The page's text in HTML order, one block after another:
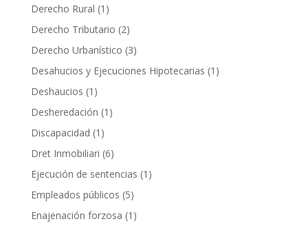
Derecho Rural (1)
Derecho Tributario (2)
Derecho Urbanístico (3)
Desahucios y Ejecuciones Hipotecarias (1)
Deshaucios (1)
Desheredación (1)
Discapacidad (1)
Dret Inmobiliari (6)
Ejecución de sentencias (1)
Empleados públicos (5)
Enajenación forzosa (1)